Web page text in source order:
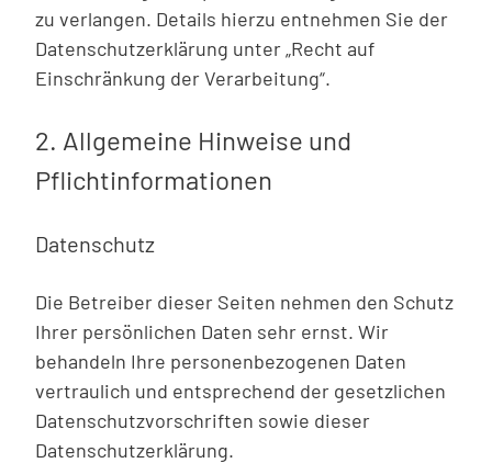
zu verlangen. Details hierzu entnehmen Sie der
Datenschutzerklärung unter „Recht auf
Einschränkung der Verarbeitung“.
2. Allgemeine Hinweise und
Pflichtinformationen
Datenschutz
Die Betreiber dieser Seiten nehmen den Schutz
Ihrer persönlichen Daten sehr ernst. Wir
behandeln Ihre personenbezogenen Daten
vertraulich und entsprechend der gesetzlichen
Datenschutzvorschriften sowie dieser
Datenschutzerklärung.